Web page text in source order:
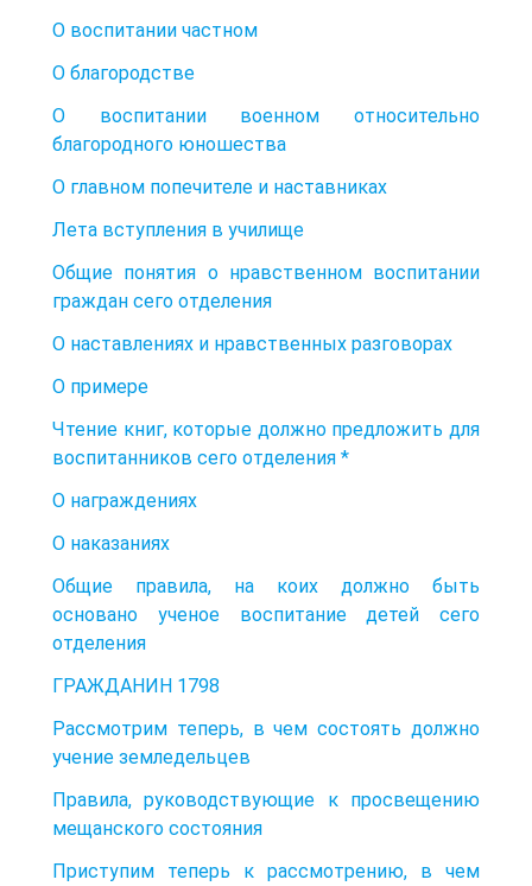
О воспитании частном
О благородстве
О воспитании военном относительно
благородного юношества
О главном попечителе и наставниках
Лета вступления в училище
Общие понятия о нравственном воспитании
граждан сего отделения
О наставлениях и нравственных разговорах
О примере
Чтение книг, которые должно предложить для
воспитанников сего отделения *
О награждениях
О наказаниях
Общие правила, на коих должно быть
основано ученое воспитание детей сего
отделения
ГРАЖДАНИН 1798
Рассмотрим теперь, в чем состоять должно
учение земледельцев
Правила, руководствующие к просвещению
мещанского состояния
Приступим теперь к рассмотрению, в чем